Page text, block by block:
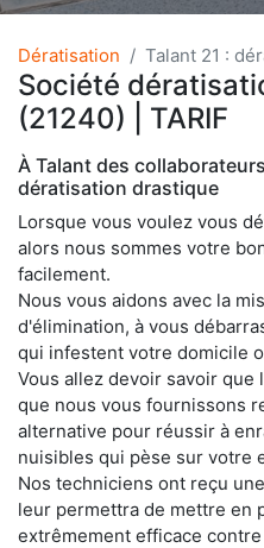
Dératisation Talant 21 :
Société
(21240) | TARIF
À Talant des
dératisation drastique
Lorsque vous voulez vous
alors nous sommes votre
facilement.
Nous vous aidons avec la
d'élimination, à vous
qui infestent votre domicile
Vous allez devoir savoir
que nous vous fournissons
alternative pour réussir à
nuisibles qui pèse sur votre
Nos techniciens ont reçu
leur permettra de mettre en
extrêmement efficace